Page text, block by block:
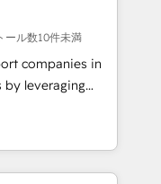
agility of a
to deliver
AI agents
ール数10件未満
companies in
by leveraging
Our offer spans
in CRM
design, sales